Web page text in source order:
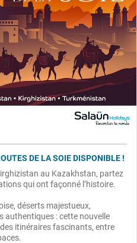
DE LA SOIE DISPONIBLE !
au Kazakhstan, partez
qui ont façonné l’histoire.
déserts majestueux,
authentiques : cette nouvelle
itinéraires fascinants, entre